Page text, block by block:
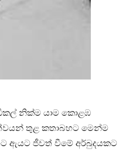
නික්ම යාම කොළඹ
තුළ කතාබහට මෙන්ම
ඇයට ජීවත් වීමේ අර්බුදයකට